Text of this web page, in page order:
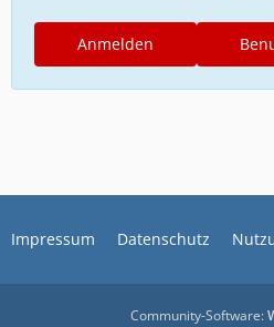
Anmelden
Impressum Datenschutz
Community-Software: